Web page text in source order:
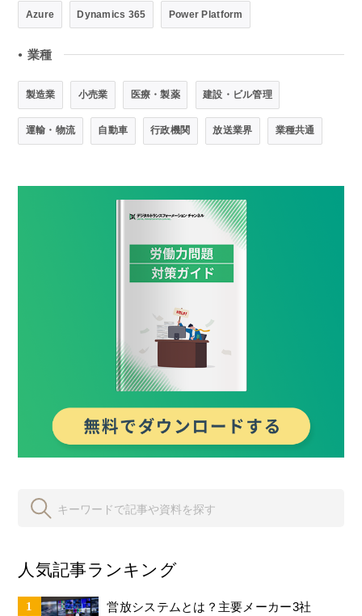
Azure Dynamics 365 Power Platform
● 業種
製造業 小売業 医療・製薬 建設・ビル管理
運輸・物流 自動車 行政機関 放送業界 業種共通
人気記事ランキング
営放システムとは？主要メーカー3社